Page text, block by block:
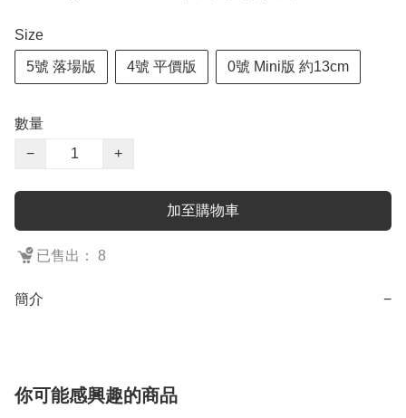
Size
5號 落場版 4號 平價版 0號 Mini版 約13cm
數量
−
+
加至購物車
已售出： 8
簡介 −
你可能感興趣的商品